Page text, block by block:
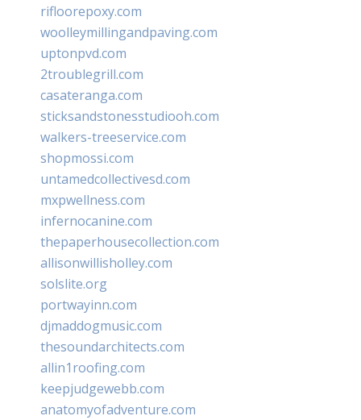
rifloorepoxy.com
woolleymillingandpaving.com
uptonpvd.com
2troublegrill.com
casateranga.com
sticksandstonesstudiooh.com
walkers-treeservice.com
shopmossi.com
untamedcollectivesd.com
mxpwellness.com
infernocanine.com
thepaperhousecollection.com
allisonwillisholley.com
solslite.org
portwayinn.com
djmaddogmusic.com
thesoundarchitects.com
allin1roofing.com
keepjudgewebb.com
anatomyofadventure.com